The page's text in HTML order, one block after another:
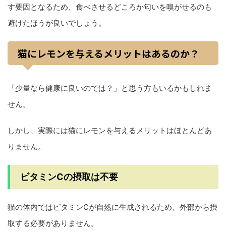
す要因となるため、食べさせるどころか匂いを嗅がせるのも
避けたほうが良いでしょう。
猫にレモンを与えるメリットはあるのか？
「少量なら健康に良いのでは？」と思う方もいるかもしれま
せん。
しかし、実際には猫にレモンを与えるメリットはほとんどあ
りません。
ビタミンCの摂取は不要
猫の体内ではビタミンCが自然に生成されるため、外部から摂
取する必要がありません。